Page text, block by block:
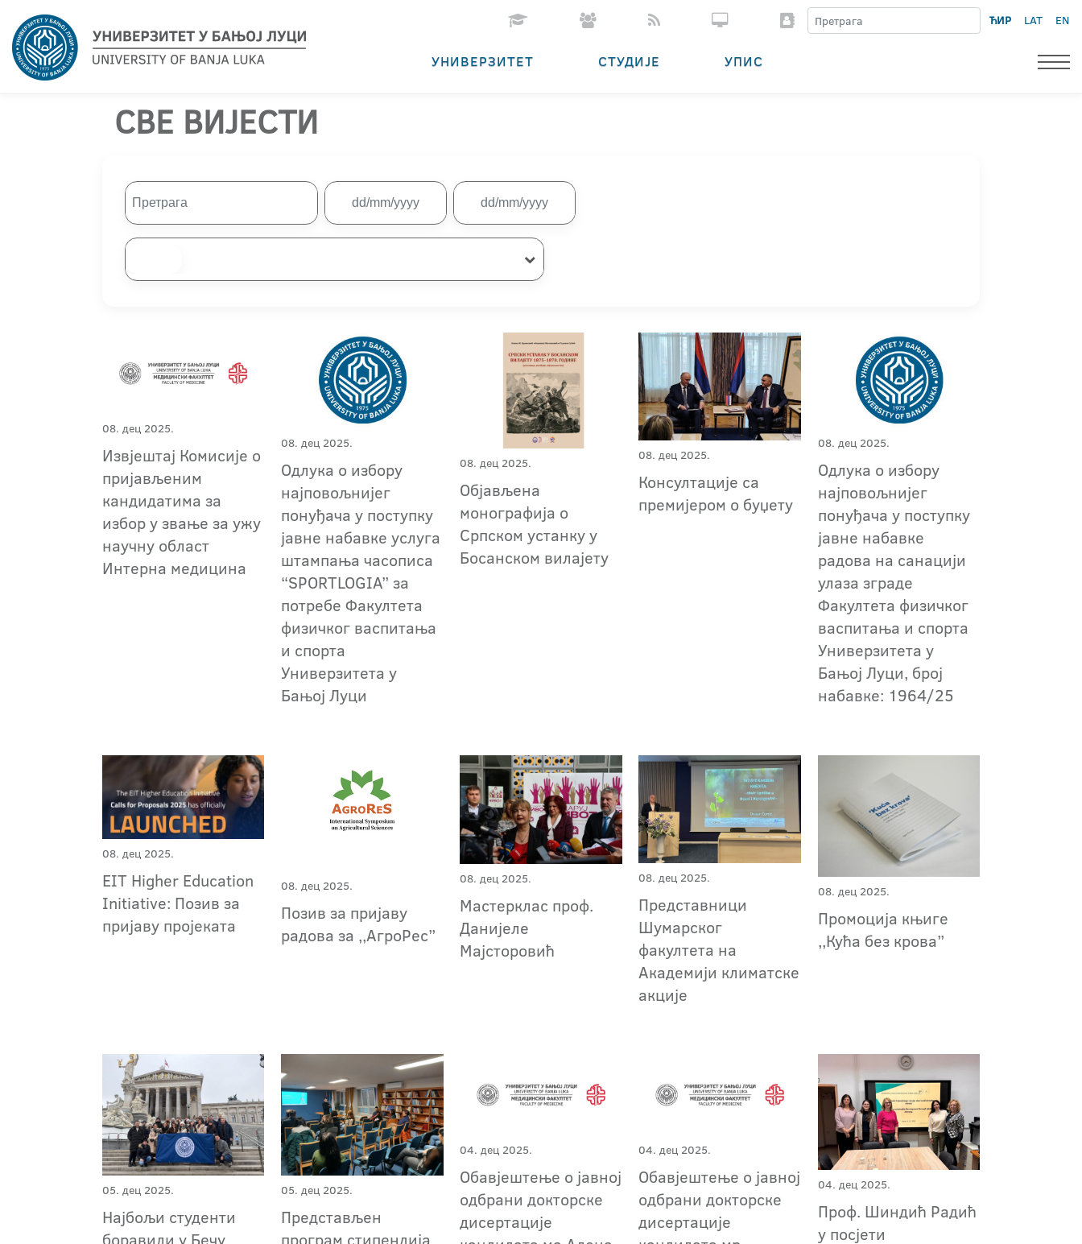
ЋИР LAT EN
УНИВЕРЗИТЕТ СТУДИЈЕ УПИС
СВЕ ВИЈЕСТИ
08. дец 2025.
Извјештај Комисије о
пријављеним
кандидатима за
избор у звање за ужу
научну област
Интерна медицина
08. дец 2025.
Oдлука о избору
најповољнијег
понуђача у поступку
јавне набавке услуга
штампања часописа
“SPORTLOGIA” за
потребе Факултета
физичког васпитања
и спорта
Универзитета у
Бањој Луци
08. дец 2025.
Објављена
монографија о
Српском устанку у
Босанском вилајету
08. дец 2025.
Консултације са
премијером о буџету
08. дец 2025.
Одлука о избору
најповољнијег
понуђача у поступку
јавне набавке
радова на санацији
улаза зграде
Факултета физичког
васпитања и спорта
Универзитета у
Бањој Луци, број
набавке: 1964/25
08. дец 2025.
EIT Higher Education
Initiative: Позив за
пријаву пројеката
08. дец 2025.
Позив за пријаву
радова за ,,АгроРес”
08. дец 2025.
Мастерклас проф.
Данијеле
Мајсторовић
08. дец 2025.
Представници
Шумарског
факултета на
Академији климатске
акције
08. дец 2025.
Промоција књиге
,,Кућа без крова”
05. дец 2025.
Најбољи студенти
05. дец 2025.
Представљен
04. дец 2025.
Обавјештење о јавној
одбрани докторске
дисертације
04. дец 2025.
Обавјештење о јавној
одбрани докторске
дисертације
04. дец 2025.
Проф. Шиндић Радић
у посјети